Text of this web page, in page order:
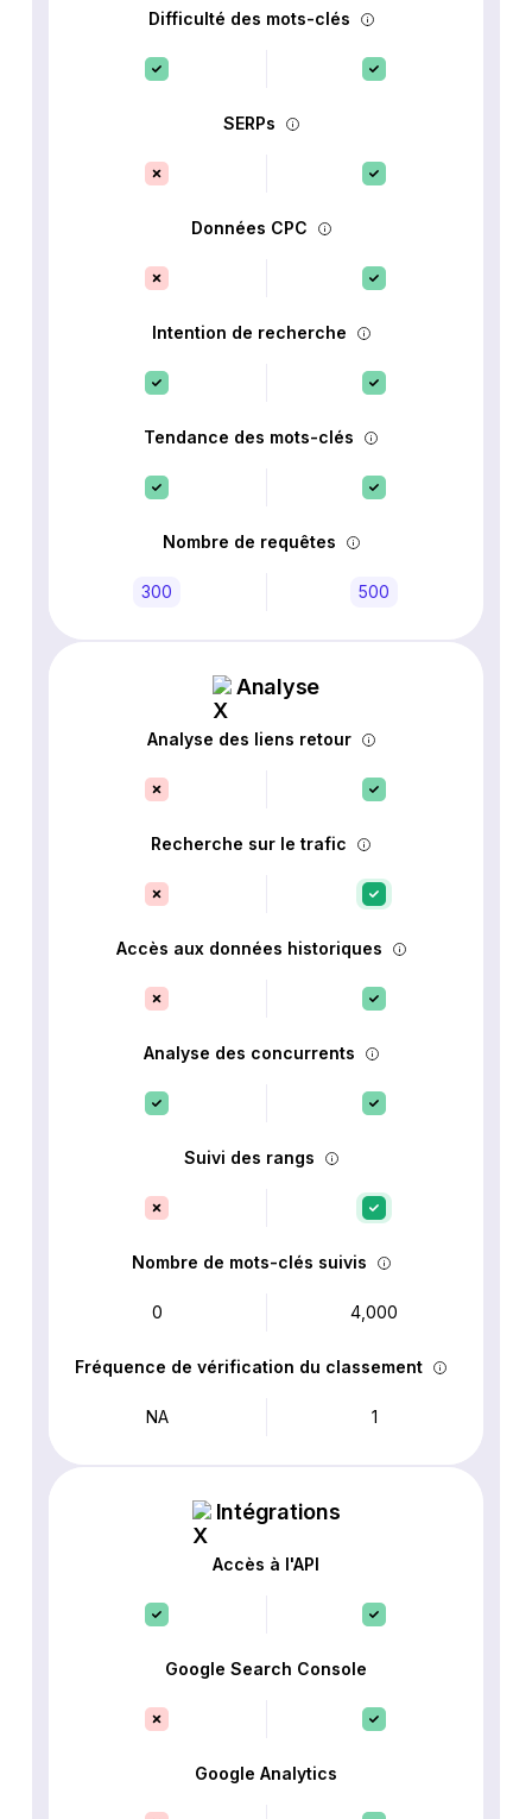
Difficulté des mots-clés
SERPs
Données CPC
Intention de recherche
Tendance des mots-clés
Nombre de requêtes
300 500
Analyse
Analyse des liens retour
Recherche sur le trafic
Accès aux données historiques
Analyse des concurrents
Suivi des rangs
Nombre de mots-clés suivis
0 4,000
Fréquence de vérification du classement
NA 1
Intégrations
Accès à l'API
Google Search Console
Google Analytics